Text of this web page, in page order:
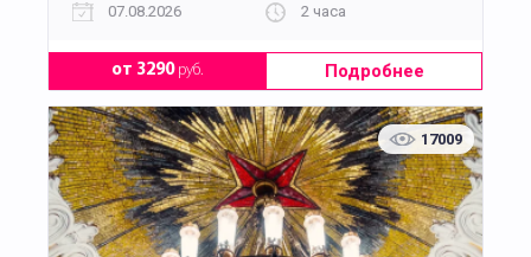
07.08.2026
2 часа
от 3290руб. Подробнее
17009